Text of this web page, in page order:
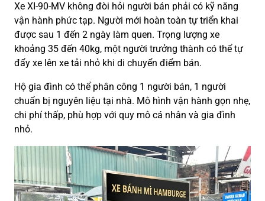
Xe XI-90-MV không đòi hỏi người bán phải có kỹ năng
vận hành phức tạp. Người mới hoàn toàn tự triển khai
được sau 1 đến 2 ngày làm quen. Trọng lượng xe
khoảng 35 đến 40kg, một người trưởng thành có thể tự
đẩy xe lên xe tải nhỏ khi di chuyển điểm bán.
Hộ gia đình có thể phân công 1 người bán, 1 người
chuẩn bị nguyên liệu tại nhà. Mô hình vận hành gọn nhẹ,
chi phí thấp, phù hợp với quy mô cá nhân và gia đình
nhỏ.